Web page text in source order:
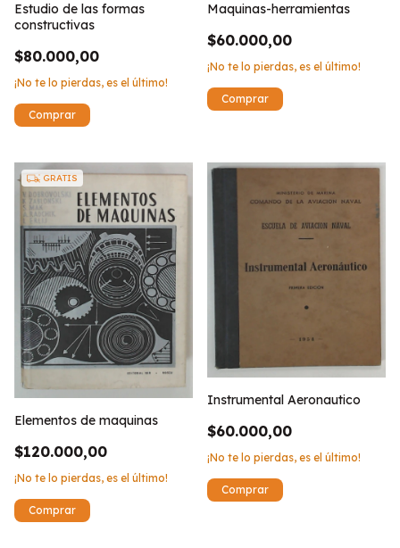
Estudio de las formas
constructivas
$80.000,00
¡No te lo pierdas, es el último!
Maquinas-herramientas
$60.000,00
¡No te lo pierdas, es el último!
GRATIS
Elementos de maquinas
$120.000,00
¡No te lo pierdas, es el último!
Instrumental Aeronautico
$60.000,00
¡No te lo pierdas, es el último!